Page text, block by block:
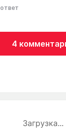
4
Загрузка...